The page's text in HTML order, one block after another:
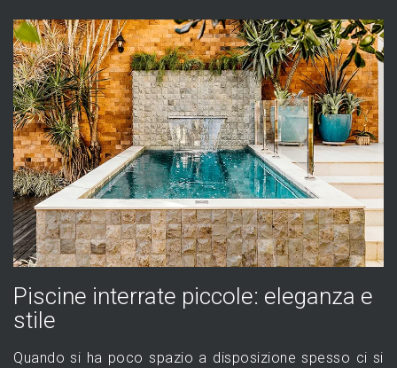
Piscine interrate piccole: eleganza e
stile
Quando si ha poco spazio a disposizione spesso ci si